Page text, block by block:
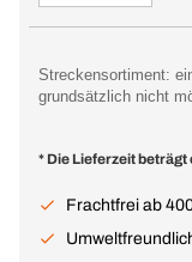
Streckensortiment:
grundsätzlich nicht
* Die Lieferzeit beträgt
Frachtfrei ab